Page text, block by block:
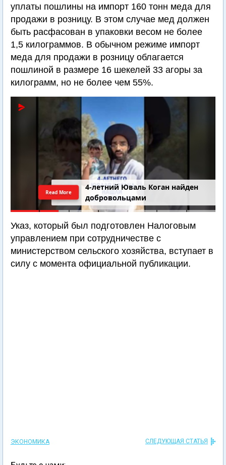
уплаты пошлины на импорт 160 тонн меда для
продажи в розницу. В этом случае мед должен
быть расфасован в упаковки весом не более
1,5 килограммов. В обычном режиме импорт
меда для продажи в розницу облагается
пошлиной в размере 16 шекелей 33 агоры за
килограмм, но не более чем 55%.
4-летний Юваль Коган найден
добровольцами
Read More
Указ, который был подготовлен Налоговым
управлением при сотрудничестве с
министерством сельского хозяйства, вступает в
силу с момента официальной публикации.
ЭКОНОМИКА СЛЕДУЮЩАЯ СТАТЬЯ